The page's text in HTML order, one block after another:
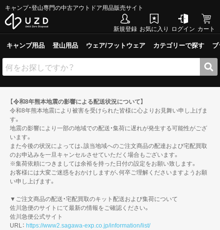
キャンプ・登山専門の中古アウトドア用品販売サイト
新規登録 お気に入り ログイン カート
キャンプ用品 登山用品 ウェア/フットウェア カテゴリーで探す
【令和8年熊本地震の影響による配送状況について】
令和8年熊本地震により被害を受けられた皆様に心よりお見舞い申し上げま
す。
地震の影響により一部の地域での配送・集荷に遅れが発生する可能性がござ
います。
また今後の状況によっては、該当地域へのご注文商品の配達および宅配買取
のお申込みを一旦キャンセルさせていただく場合もございます。
※集荷依頼につきましては余裕を持った日付の設定をお願い致します。
お客様には大変ご迷惑をおかけしますが、何卒ご理解くださいますようお願
い申し上げます。
▼ご注文商品の配送・宅配買取のキット配送および集荷について
佐川急便のサイトにて最新の情報をご確認ください。
佐川急便公式サイト
URL： https://www2.sagawa-exp.co.jp/information/list/